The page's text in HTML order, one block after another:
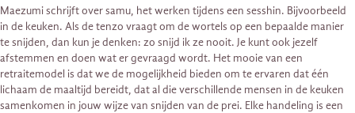
Maezumi schrijft over samu, het werken tijdens een sesshin. Bijvoorbeeld
in de keuken. Als de tenzo vraagt om de wortels op een bepaalde manier
te snijden, dan kun je denken: zo snijd ik ze nooit. Je kunt ook jezelf
afstemmen en doen wat er gevraagd wordt. Het mooie van een
retraitemodel is dat we de mogelijkheid bieden om te ervaren dat één
lichaam de maaltijd bereidt, dat al die verschillende mensen in de keuken
samenkomen in jouw wijze van snijden van de prei. Elke handeling is een